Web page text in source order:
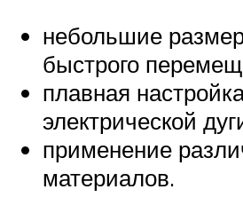
небольшие
быстрого
плавная
электрической
применение
материалов.